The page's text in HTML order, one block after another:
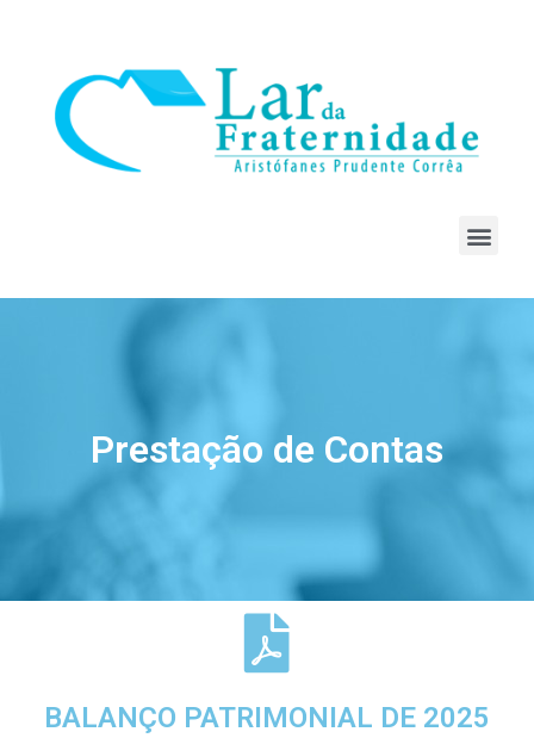
Prestação de Contas
BALANÇO PATRIMONIAL DE 2025